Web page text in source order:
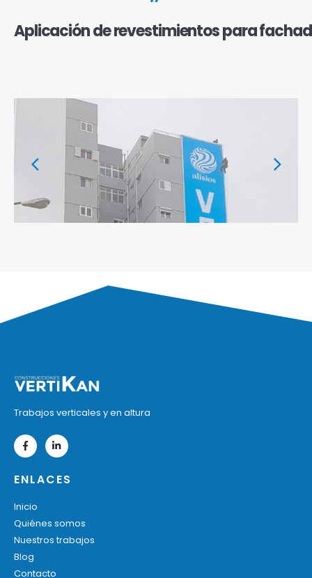
Aplicación de revestimientos para
Trabajos verticales y en altura
ENLACES
Inicio
Quiénes somos
Nuestros trabajos
Blog
Contacto